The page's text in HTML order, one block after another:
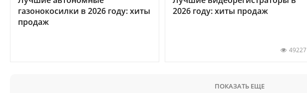
газонокосилки в 2026 году: хиты
продаж
2026 году: хиты продаж
49227
ПОКАЗАТЬ ЕЩЕ